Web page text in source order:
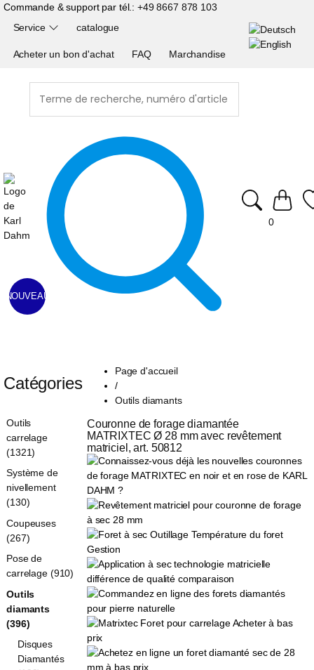
Commande & support par tél.: +49 8667 878 103
Service catalogue
Acheter un bon d'achat FAQ Marchandise
0
Page d'accueil
/
Outils diamants
Couronne de forage diamantée
MATRIXTEC Ø 28 mm avec revêtement
matriciel, art. 50812
NOUVEAU
Catégories
Outils
carrelage
(1321)
Système de
nivellement
(130)
Coupeuses
(267)
Pose de
carrelage (910)
Outils
diamants
(396)
Disques
Diamantés